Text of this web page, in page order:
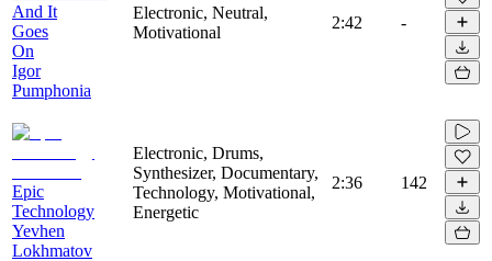
And It
Goes
On
Igor
Pumphonia
Electronic, Neutral,
Motivational
2:42 -
Epic
Technology
Yevhen
Lokhmatov
Electronic, Drums,
Synthesizer, Documentary,
Technology, Motivational,
Energetic
2:36 142